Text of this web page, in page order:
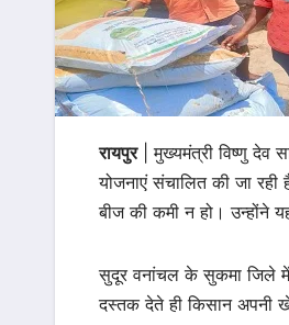
रायपुर| मुख्यमंत्री विष्णु देव
योजनाएं संचालित की जा
बीज की कमी न हो। उन्होंने
सुदूर वनांचल के सुकमा जिले में
दस्तक देते ही किसान अपनी